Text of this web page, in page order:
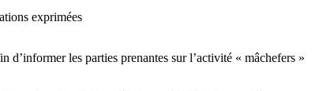
exprimées
les parties prenantes sur l’activité « mâchefers »